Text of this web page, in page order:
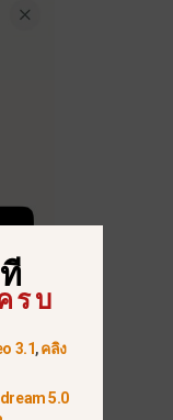
รบ
3.1,คลิง
5.0